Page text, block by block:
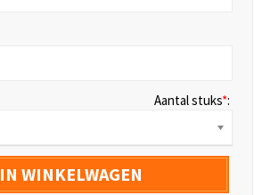
Aantal stuks*:
IN WINKELWAGEN